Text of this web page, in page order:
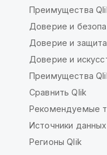
Преимущества
Доверие и
Доверие и
Доверие и
Преимущества
Сравнить Qlik
Рекомендуемые
Источники
Регионы Qlik